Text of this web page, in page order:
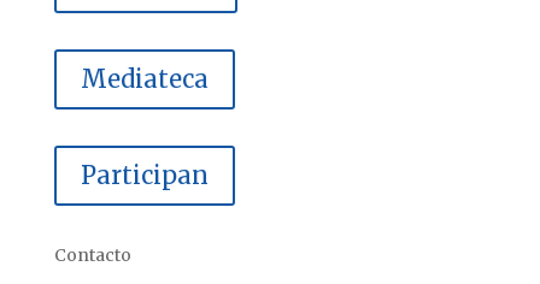
Mediateca
Participan
Contacto